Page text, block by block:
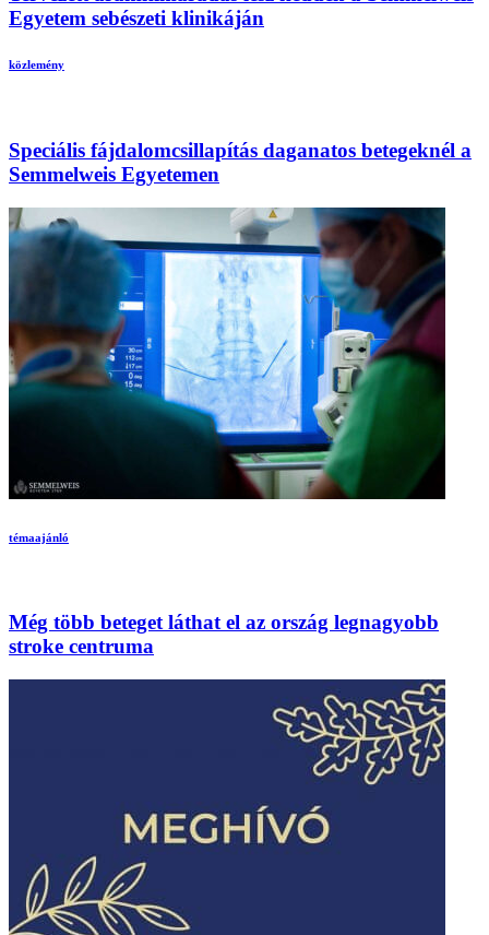
Egyetem sebészeti klinikáján
közlemény
Speciális fájdalomcsillapítás daganatos betegeknél a
Semmelweis Egyetemen
témaajánló
Még több beteget láthat el az ország legnagyobb
stroke centruma